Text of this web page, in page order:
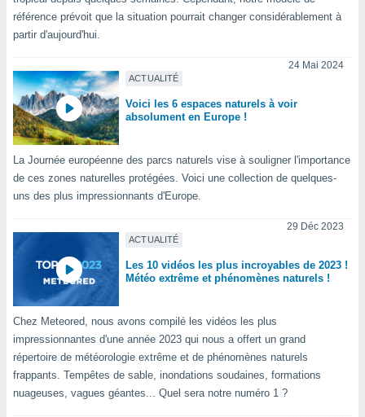
la
des
profils
des
des
des
les
référence prévoit que la situation pourrait changer considérablement à
partir d'aujourd'hui.
ACTUALITÉ
24 Mai 2024
Voici les 6 espaces naturels à voir
absolument en Europe !
La Journée européenne des parcs naturels vise à souligner l'importance
de ces zones naturelles protégées. Voici une collection de quelques-
uns des plus impressionnants d'Europe.
ACTUALITÉ
29 Déc 2023
Les 10 vidéos les plus incroyables de 2023 !
Météo extrême et phénomènes naturels !
Chez Meteored, nous avons compilé les vidéos les plus
impressionnantes d'une année 2023 qui nous a offert un grand
répertoire de météorologie extrême et de phénomènes naturels
frappants. Tempêtes de sable, inondations soudaines, formations
nuageuses, vagues géantes... Quel sera notre numéro 1 ?